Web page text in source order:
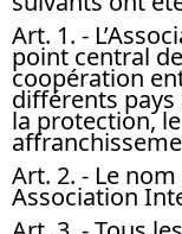
Art. 1. -
point central
coopération
différents
la protection,
Art. 2. - Le
Association